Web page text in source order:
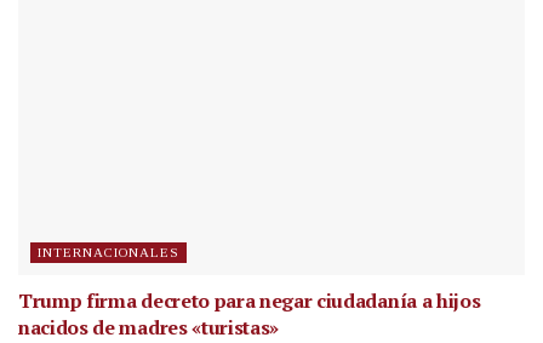
INTERNACIONALES
Trump firma decreto para negar ciudadanía a hijos
nacidos de madres «turistas»